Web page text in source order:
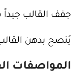
جفف القالب جيداً
يُنصح بدهن
المواصفات